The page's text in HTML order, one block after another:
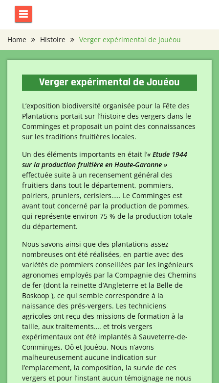
content
Home
Histoire Verger expérimental de Jouéou
Verger expérimental de Jouéou
L’exposition biodiversité organisée pour la Fête des
Plantations portait sur l’histoire des vergers dans le
Comminges et proposait un point des connaissances
sur les traditions fruitières locales.
Un des éléments importants en était l’« Etude 1944
sur la production fruitière en Haute-Garonne »
effectuée suite à un recensement général des
fruitiers dans tout le département, pommiers,
poiriers, pruniers, cerisiers….. Le Comminges est
avant tout concerné par la production de pommes,
qui représente environ 75 % de la production totale
du département.
Nous savons ainsi que des plantations assez
nombreuses ont été réalisées, en partie avec des
variétés de pommiers conseillées par les ingénieurs
agronomes employés par la Compagnie des Chemins
de fer (dont la reinette d’Angleterre et la Belle de
Boskoop ), ce qui semble correspondre à la
naissance des prés-vergers. Les techniciens
agricoles ont reçu des missions de formation à la
taille, aux traitements…. et trois vergers
expérimentaux ont été implantés à Sauveterre-de-
Comminges, Oô et Jouéou. Nous n’avons
malheureusement aucune indication sur
l’emplacement, la composition, la survie de ces
vergers et pour l’instant aucun témoignage ne nous